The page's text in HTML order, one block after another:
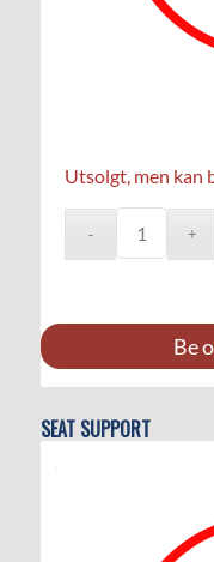
Utsolgt, men kan
Be
SEAT SUPPORT